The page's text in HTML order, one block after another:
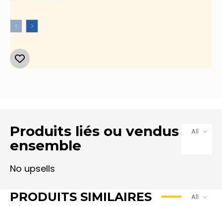
Produits liés ou vendus
ensemble
All
PRODUITS SIMILAIRES All